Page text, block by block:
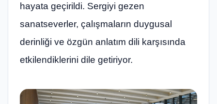
hayata geçirildi. Sergiyi gezen
sanatseverler, çalışmaların duygusal
derinliği ve özgün anlatım dili karşısında
etkilendiklerini dile getiriyor.